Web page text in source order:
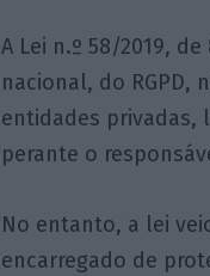
A Lei n.º 58/2019,
nacional, do RGPD,
entidades privadas,
perante o
No entanto, a lei
encarregado de